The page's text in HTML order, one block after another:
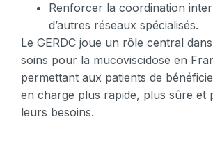
Renforcer la coordination
d’autres réseaux spécialisés.
Le GERDC joue un rôle central
soins pour la mucoviscidose en
permettant aux patients de
en charge plus rapide, plus sûre et
leurs besoins.